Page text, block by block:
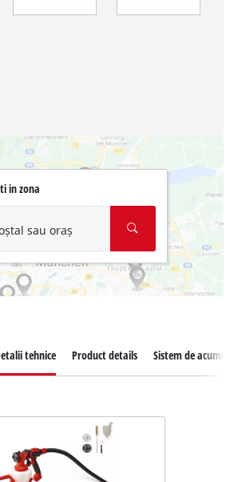
in zona
sau oraș
tehnice Product details Sistem de